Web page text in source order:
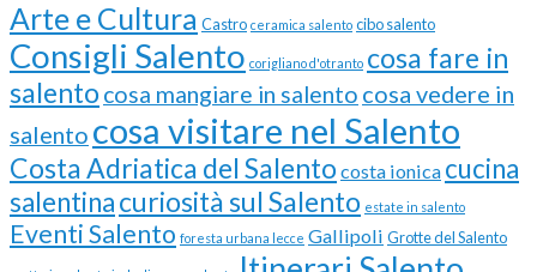
Arte e Cultura Castro ceramica salento cibo salento
Consigli Salento corigliano d'otranto cosa fare in
salentocosa mangiare in salento cosa vedere in
salento cosa visitare nel Salento
Costa Adriatica del Salento costa ionica cucina
salentinacuriosità sul Salento estate in salento
Eventi Salento foresta urbana lecce Gallipoli Grotte del Salento